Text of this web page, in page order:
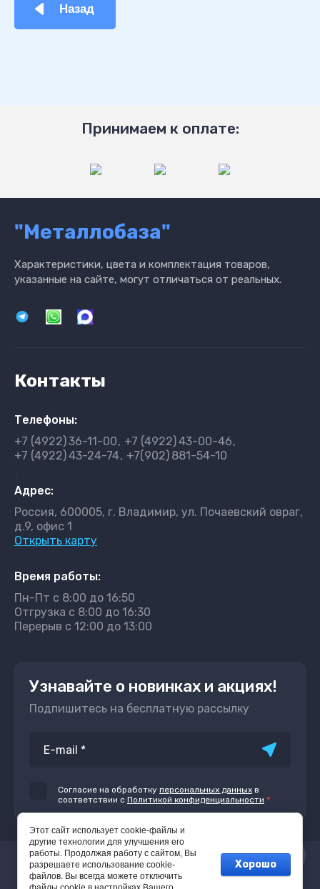
Назад
Принимаем к оплате:
"Металлобаза"
Характеристики, цвета и комплектация товаров,
указанные на сайте, могут отличаться от реальных.
Контакты
Телефоны:
+7 (4922)36-11-00 +7 (4922)43-00-46
+7 (4922)43-24-74 +7(902) 881-54-10
Адрес:
Россия, 600005, г. Владимир, ул. Почаевский овраг,
д.9, офис 1
Открыть карту
Время работы:
Пн-Пт с 8:00 до 16:50
Отгрузка с 8:00 до 16:30
Перерыв с 12:00 до 13:00
Узнавайте о новинках и акциях!
Подпишитесь на бесплатную рассылку
Согласие на обработку персональных данных в
соответствии с Политикой конфиденциальности *
© 2022 - 2026
Этот сайт использует cookie-файлы и
другие технологии для улучшения его
работы. Продолжая работу с сайтом, Вы
разрешаете использование cookie-
файлов. Вы всегда можете отключить
Хорошо